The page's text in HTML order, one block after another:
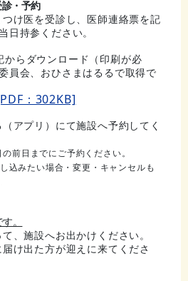
・予約
け医を受診し、医師連絡票を記
日持参ください。
からダウンロード（印刷が必
員会、おひさまはるるで取得で
：302KB]
アプリ）にて施設へ予約してく
前日までにご予約ください。
込みたい場合・変更・キャンセルも
。
、施設へお出かけください。
け出た方が迎えに来てくださ